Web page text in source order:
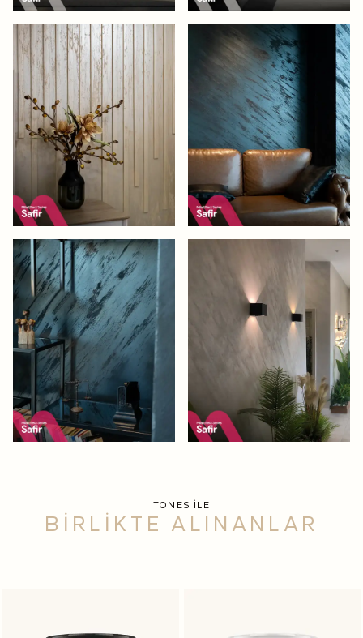
TONES İLE
BİRLİKTE ALINANLAR